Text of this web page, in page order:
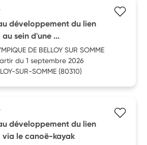
développement du lien
sein d'une ...
DE BELLOY SUR SOMME
du 1 septembre 2026
SUR-SOMME (80310)
développement du lien
via le canoë-kayak